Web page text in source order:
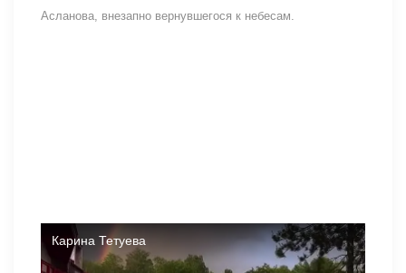
Асланова, внезапно вернувшегося к небесам.